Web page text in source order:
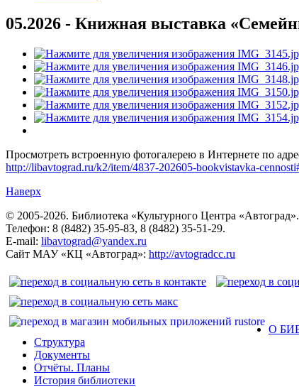
05.2026 - Книжная выставка
Просмотреть встроенную фотогалерею в Интернете по
http://libavtograd.ru/k2/item/4837-202605-bookvistavka-
Наверх
© 2005-2026. Библиотека «Культурного Центра
Телефон: 8 (8482) 35-95-83, 8 (8482) 35-51-29.
E-mail: libavtograd@yandex.ru
Сайт МАУ «КЦ «Автоград»: http://avtogradcc.ru
О
Структура
Документы
Отчёты. Планы
История библиотеки